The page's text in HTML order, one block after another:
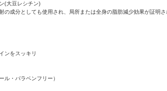
(大豆レシチン)
の成分としても使用され、局所または全身の脂肪減少効果が証明さ
ンをスッキリ
ル・パラベンフリー）